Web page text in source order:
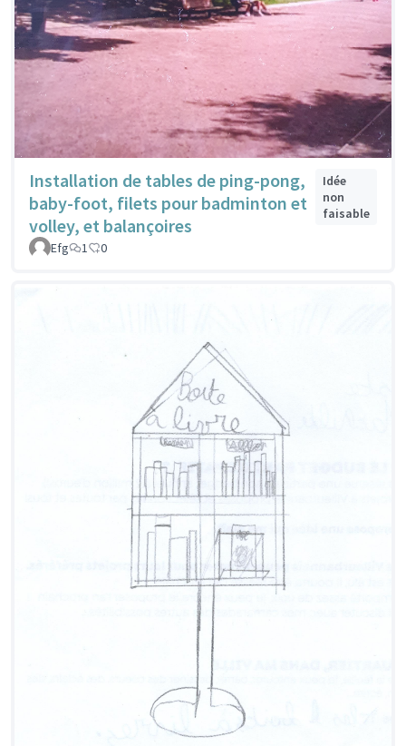
Installation de tables de ping-pong,
baby-foot, filets pour badminton et
volley, et balançoires
Idée
non
faisable
Efg 1 0